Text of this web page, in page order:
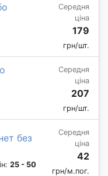
Середня
ціна
179
грн/шт.
Середня
ціна
207
грн/шт.
без
25 - 50
Середня
ціна
42
грн/м.пог.